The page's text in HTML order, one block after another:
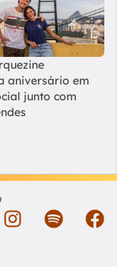
aniversário em
junto com